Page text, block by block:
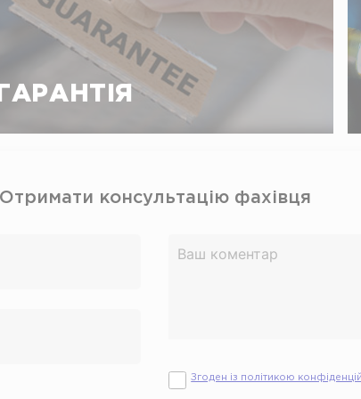
ГАРАНТІЯ
Наш світовий багаторічний досвід у сфері
ремонту та заміни автомобільного скла
дозволяє надавати вам 10 років гарантії на
виконані роботи. Фахівці Carglass ® —
Отримати консультацію фахівця
Згоден із політикою